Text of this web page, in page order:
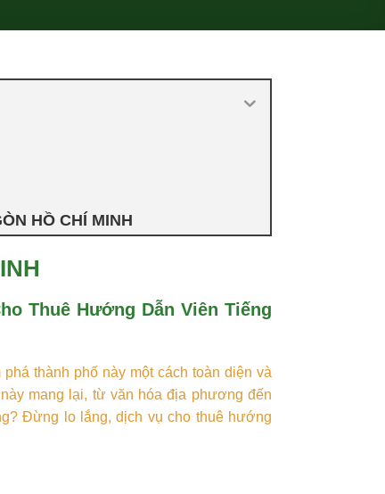
HỒ CHÍ MINH
Thuê Hướng Dẫn Viên Tiếng
thành phố này một cách toàn diện và
mang lại, từ văn hóa địa phương đến
Đừng lo lắng, dịch vụ cho thuê hướng